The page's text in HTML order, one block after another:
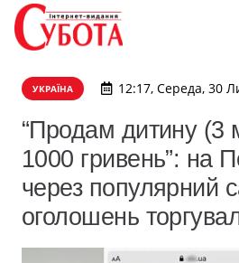
УКРАЇНА 12:17, Середа, 30
“Продам дитину (3
1000 гривень”: на
через популярний
оголошень